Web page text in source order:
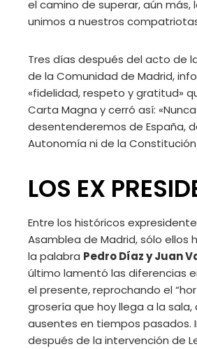
el camino de superar, aún más,
unimos a nuestros
Tres días después del acto de
de la Comunidad de Madrid,
«fidelidad, respeto y gratitud»
Carta Magna y cerró así:
desentenderemos de España,
Autonomía ni de la Constitución
LOS EX
Entre los históricos
Asamblea de Madrid, sólo ellos
la palabra Pedro Díaz y Juan
último lamentó las diferencias
el presente, reprochando el
grosería que hoy llega a la sala,
ausentes en tiempos
después de la intervención de